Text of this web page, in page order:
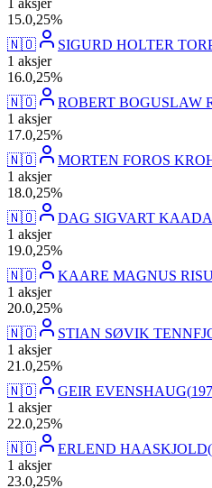
15.0,25%
🇳🇴
SIGURD HOLTER
1 aksjer
16.0,25%
🇳🇴
ROBERT BOGUSLAW
1 aksjer
17.0,25%
🇳🇴
MORTEN FOROS
1 aksjer
18.0,25%
🇳🇴
DAG SIGVART KAADA
1 aksjer
19.0,25%
🇳🇴
KAARE MAGNUS
1 aksjer
20.0,25%
🇳🇴
STIAN SØVIK
1 aksjer
21 .0,25%
🇳🇴
GEIR EVENSHAUG(
1 aksjer
22.0,25%
🇳🇴
ERLEND HAASKJOLD(
1 aksjer
23.0,25%